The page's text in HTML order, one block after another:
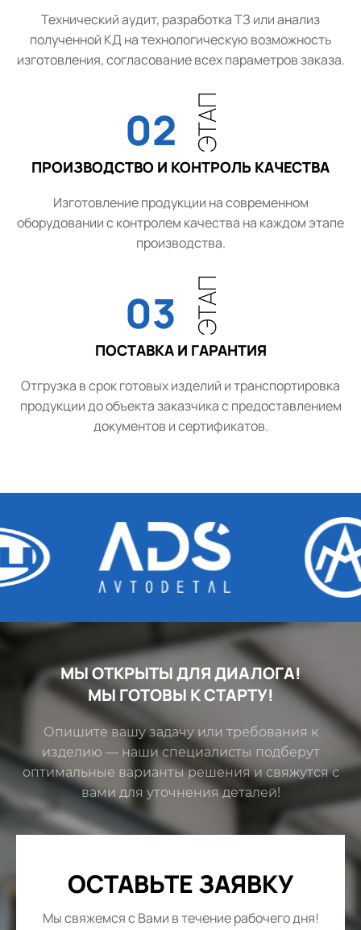
Технический аудит, разработка ТЗ или анализ
полученной КД на технологическую возможность
изготовления, согласование всех параметров заказа.
02 ЭТАП
ПРОИЗВОДСТВО И КОНТРОЛЬ КАЧЕСТВА
Изготовление продукции на современном
оборудовании с контролем качества на каждом этапе
производства.
03 ЭТАП
ПОСТАВКА И ГАРАНТИЯ
Отгрузка в срок готовых изделий и транспортировка
продукции до объекта заказчика с предоставлением
документов и сертификатов.
ОСТАВЬТЕ ЗАЯВКУ
Мы свяжемся с Вами в течение рабочего дня!
МЫ ОТКРЫТЫ ДЛЯ ДИАЛОГА!
МЫ ГОТОВЫ К СТАРТУ!
Опишите вашу задачу или требования к
изделию — наши специалисты подберут
оптимальные варианты решения и свяжутся с
вами для уточнения деталей!